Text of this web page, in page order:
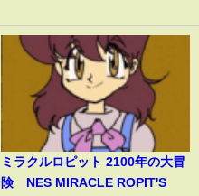
ミラクルロピット 2100年の大冒
険 NES MIRACLE ROPIT'S